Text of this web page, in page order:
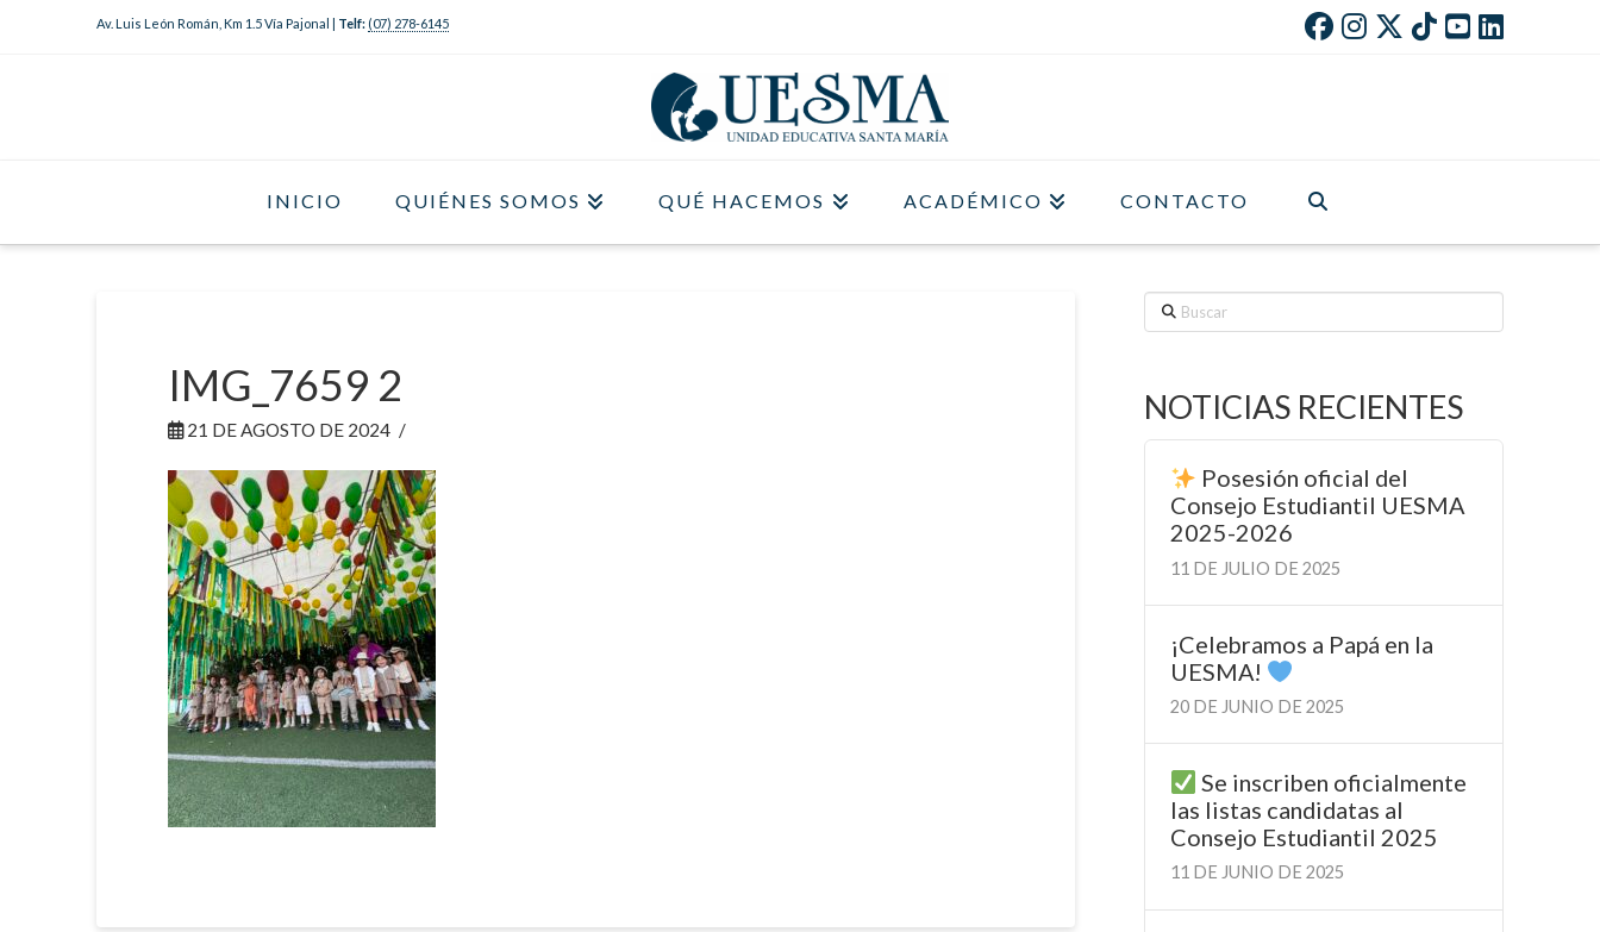
Av. Luis León Román, Km 1.5 Vía Pajonal | Telf: (07) 278-6145
INICIO QUIÉNES SOMOS QUÉ HACEMOS ACADÉMICO CONTACTO
IMG_7659 2
21 DE AGOSTO DE 2024
Buscar
NOTICIAS RECIENTES
Posesión oficial del
Consejo Estudiantil UESMA
2025-2026
11 DE JULIO DE 2025
¡Celebramos a Papá en la
UESMA!
20 DE JUNIO DE 2025
Se inscriben oficialmente
las listas candidatas al
Consejo Estudiantil 2025
11 DE JUNIO DE 2025